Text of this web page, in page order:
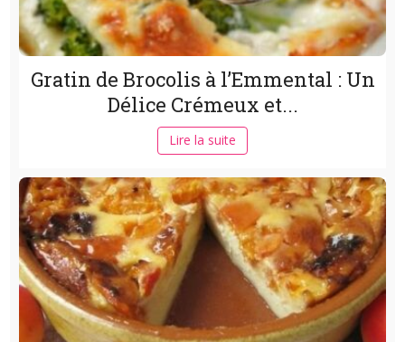
Gratin de Brocolis à l’Emmental : Un
Délice Crémeux et...
Lire la suite